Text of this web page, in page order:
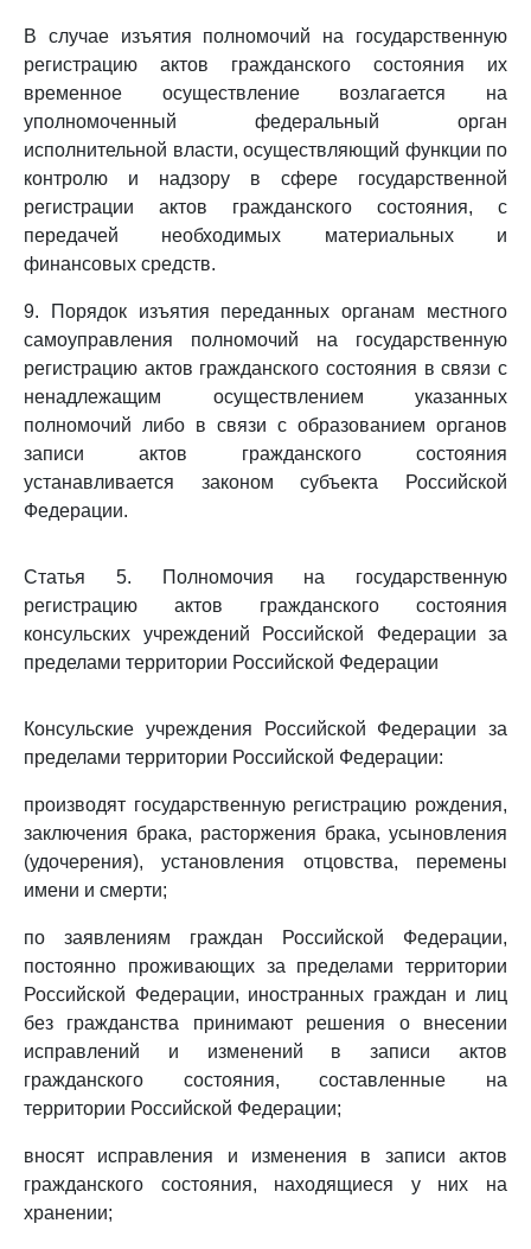
В случае изъятия полномочий на государственную
регистрацию актов гражданского состояния их
временное осуществление возлагается на
уполномоченный федеральный орган
исполнительной власти, осуществляющий функции по
контролю и надзору в сфере государственной
регистрации актов гражданского состояния, с
передачей необходимых материальных и
финансовых средств.
9. Порядок изъятия переданных органам местного
самоуправления полномочий на государственную
регистрацию актов гражданского состояния в связи с
ненадлежащим осуществлением указанных
полномочий либо в связи с образованием органов
записи актов гражданского состояния
устанавливается законом субъекта Российской
Федерации.
Статья 5. Полномочия на государственную
регистрацию актов гражданского состояния
консульских учреждений Российской Федерации за
пределами территории Российской Федерации
Консульские учреждения Российской Федерации за
пределами территории Российской Федерации:
производят государственную регистрацию рождения,
заключения брака, расторжения брака, усыновления
(удочерения), установления отцовства, перемены
имени и смерти;
по заявлениям граждан Российской Федерации,
постоянно проживающих за пределами территории
Российской Федерации, иностранных граждан и лиц
без гражданства принимают решения о внесении
исправлений и изменений в записи актов
гражданского состояния, составленные на
территории Российской Федерации;
вносят исправления и изменения в записи актов
гражданского состояния, находящиеся у них на
хранении;